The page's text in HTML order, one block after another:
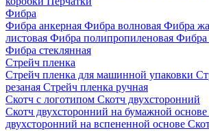
Фибра
Фибра анкерная Фибра волновая Фибра
листовая Фибра полипропиленовая Фибра
Фибра стеклянная
Стрейч пленка
Стрейч пленка для машинной упаковки
резаная Стрейч пленка ручная
Скотч с логотипом Скотч двухсторонний
Скотч двухсторонний на бумажной основе
двухсторонний на вспененной основе